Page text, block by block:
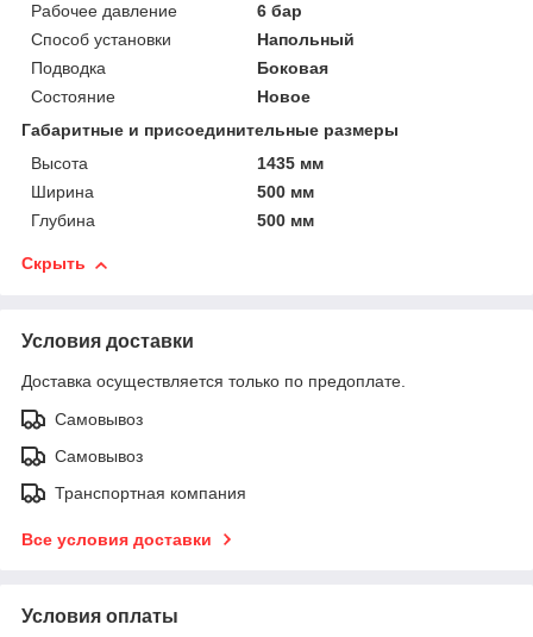
Рабочее давление
6 бар
Способ установки
Напольный
Подводка
Боковая
Состояние
Новое
Габаритные и присоединительные размеры
Высота
1435 мм
Ширина
500 мм
Глубина
500 мм
Скрыть
Условия доставки
Доставка осуществляется только по предоплате.
Самовывоз
Самовывоз
Транспортная компания
Все условия доставки
Условия оплаты